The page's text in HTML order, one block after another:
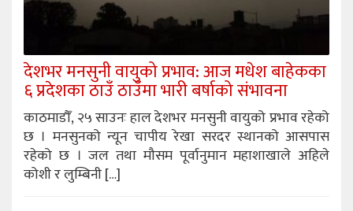
देशभर मनसुनी वायुको प्रभाव: आज मधेश बाहेकका
६ प्रदेशका ठाउँ ठाउँमा भारी बर्षाको संभावना
काठमाडौँ, २५ साउनः हाल देशभर मनसुनी वायुको प्रभाव रहेको
छ । मनसुनको न्यून चापीय रेखा सरदर स्थानको आसपास
रहेको छ । जल तथा मौसम पूर्वानुमान महाशाखाले अहिले
कोशी र लुम्बिनी […]